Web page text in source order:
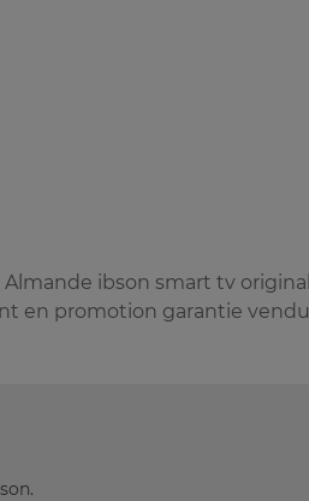
ibson smart tv
en promotion garantie